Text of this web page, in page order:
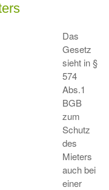
Das
Gesetz
sieht in §
574
Abs.1
BGB
zum
Schutz
des
Mieters
auch bei
einer